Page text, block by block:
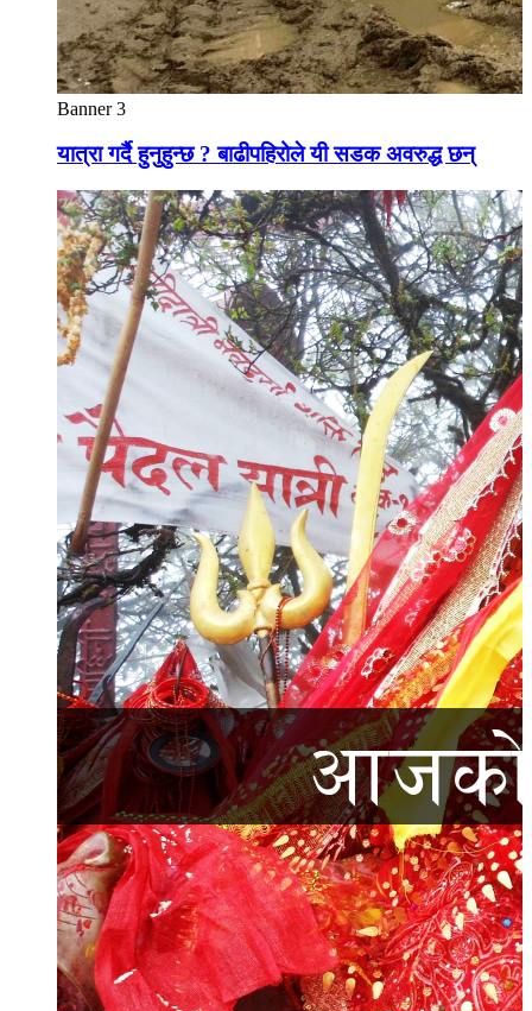
Banner 3
यात्रा गर्दै हुनुहुन्छ ? बाढीपहिरोले यी सडक अवरुद्ध छन्